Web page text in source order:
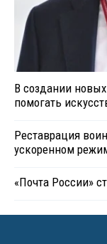
В создании
помогать
Реставрация
ускоренном
«Почта России»